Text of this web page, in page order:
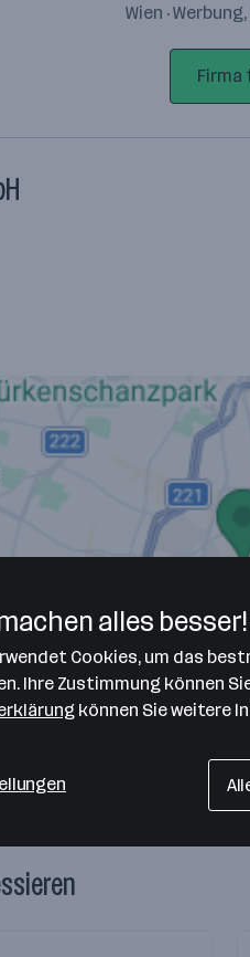
Wien ·
Firma
alles besser!
Cookies, um das
Ihre Zustimmung können
können Sie weitere